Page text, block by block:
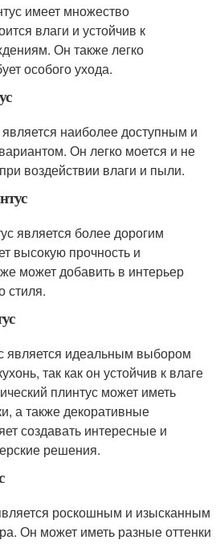
имеет множество
влаги и устойчив к
Он также легко
особого ухода.
наиболее доступным и
Он легко моется и не
воздействии влаги и пыли.
является более дорогим
высокую прочность и
может добавить в интерьер
стиля.
является идеальным выбором
так как он устойчив к влаге
плинтус может иметь
а также декоративные
создавать интересные и
решения.
роскошным и изысканным
Он может иметь разные оттенки